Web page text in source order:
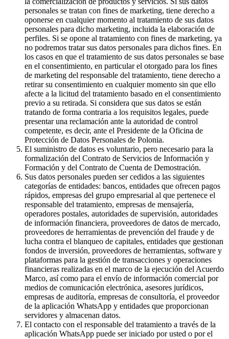
personales se tratan con fines de marketing, tiene derecho a
oponerse en cualquier momento al tratamiento de sus datos
personales para dicho marketing, incluida la elaboración de
perfiles. Si se opone al tratamiento con fines de marketing, ya
no podremos tratar sus datos personales para dichos fines. En
los casos en que el tratamiento de sus datos personales se base
en el consentimiento, en particular el otorgado para los fines
de marketing del responsable del tratamiento, tiene derecho a
retirar su consentimiento en cualquier momento sin que ello
afecte a la licitud del tratamiento basado en el consentimiento
previo a su retirada. Si considera que sus datos se están
tratando de forma contraria a los requisitos legales, puede
presentar una reclamación ante la autoridad de control
competente, es decir, ante el Presidente de la Oficina de
Protección de Datos Personales de Polonia.
El suministro de datos es voluntario, pero necesario para la
formalización del Contrato de Servicios de Información y
Formación y del Contrato de Cuenta de Demostración.
Sus datos personales pueden ser cedidos a las siguientes
categorías de entidades: bancos, entidades que ofrecen pagos
rápidos, empresas del grupo empresarial al que pertenece el
responsable del tratamiento, empresas de mensajería,
operadores postales, autoridades de supervisión, autoridades
de información financiera, proveedores de datos de mercado,
proveedores de herramientas de prevención del fraude y de
lucha contra el blanqueo de capitales, entidades que gestionan
fondos de inversión, proveedores de herramientas, software y
plataformas para la gestión de transacciones y operaciones
financieras realizadas en el marco de la ejecución del Acuerdo
Marco, así como para el envío de información comercial por
medios de comunicación electrónica, asesores jurídicos,
empresas de auditoría, empresas de consultoría, el proveedor
de la aplicación WhatsApp y entidades que proporcionan
servidores y almacenan datos.
El contacto con el responsable del tratamiento a través de la
aplicación WhatsApp puede ser iniciado por usted o por el